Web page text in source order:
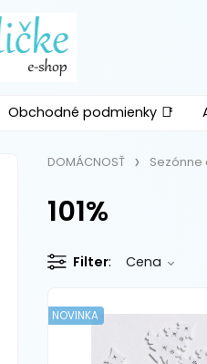
Obchodné podmienky 📑
DOMÁCNOSŤ
101%
Filter Cena
NOVINKA